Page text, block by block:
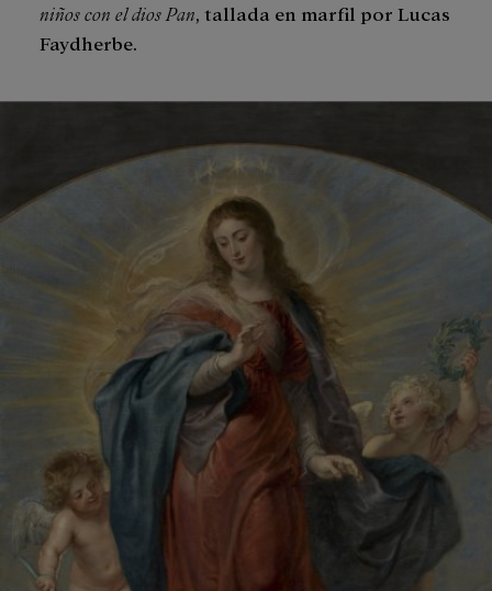
niños con el dios Pan, tallada en marfil por Lucas
Faydherbe.